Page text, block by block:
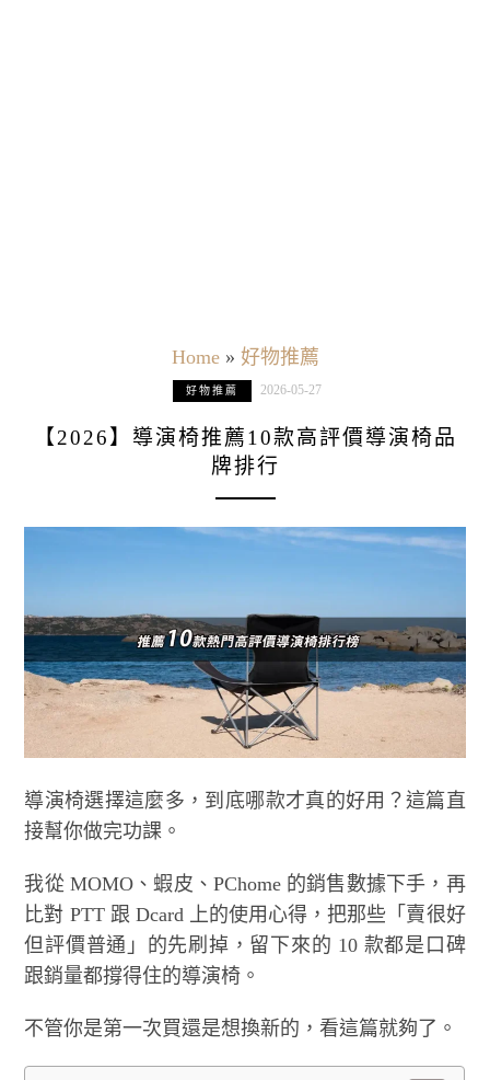
Home» 好物推薦
好物推薦 2026-05-27
【2026】導演椅推薦10款高評價導演椅品
牌排行
導演椅選擇這麼多，到底哪款才真的好用？這篇直
接幫你做完功課。
我從 MOMO、蝦皮、PChome 的銷售數據下手，再
比對 PTT 跟 Dcard 上的使用心得，把那些「賣很好
但評價普通」的先刷掉，留下來的 10 款都是口碑
跟銷量都撐得住的導演椅。
不管你是第一次買還是想換新的，看這篇就夠了。